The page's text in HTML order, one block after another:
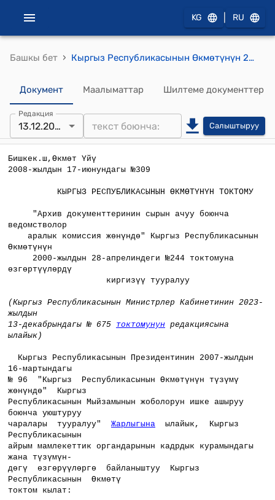
KG RU
Башкы бет › Кыргыз Республикасынын Өкмөтүнүн 2008-жылдын 17-июнундагы №309 "Архив документтеринин сырын ачуу боюнча ведомстволор аралык комиссия жөнүндө" Кыргыз Республикасынын Өкмөтүнүн 2000-жылдын 28-апрелиндеги №244 токтомуна өзгөртүүлөрдү киргизүү тууралуу" токтому
Документ Маалыматтар Шилтеме документтер
Редакция
13.12.2023 Салыштыруу